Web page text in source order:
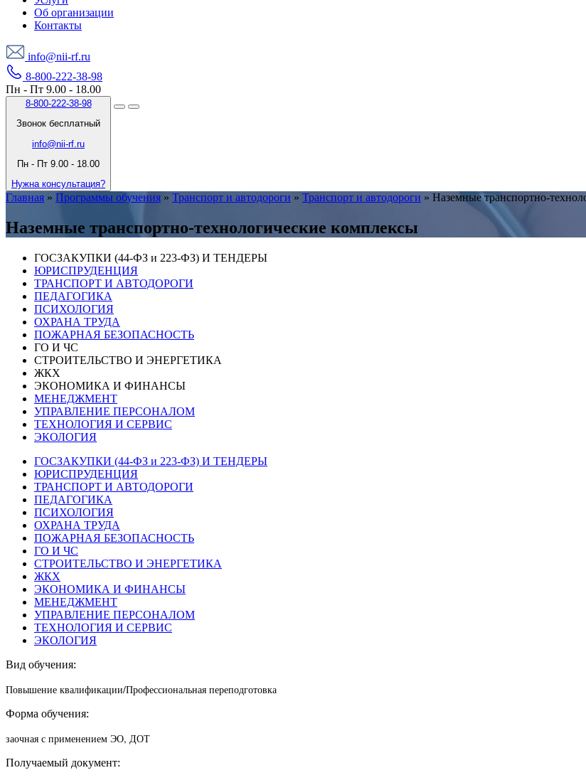
Об организации
Контакты
info@nii-rf.ru
8-800-222-38-98
Пн - Пт 9.00 - 18.00
8-800-222-38-98
Звонок бесплатный
info@nii-rf.ru
Пн - Пт 9.00 - 18.00
Нужна консультация?
Главная » Программы обучения » Транспорт и автодороги » Транспорт и автодороги » Наземные транспортно-
Наземные транспортно-технологические комплексы
ГОСЗАКУПКИ (44-ФЗ и 223-ФЗ) И ТЕНДЕРЫ
ЮРИСПРУДЕНЦИЯ
ТРАНСПОРТ И АВТОДОРОГИ
ПЕДАГОГИКА
ПСИХОЛОГИЯ
ОХРАНА ТРУДА
ПОЖАРНАЯ БЕЗОПАСНОСТЬ
ГО И ЧС
СТРОИТЕЛЬСТВО И ЭНЕРГЕТИКА
ЖКХ
ЭКОНОМИКА И ФИНАНСЫ
МЕНЕДЖМЕНТ
УПРАВЛЕНИЕ ПЕРСОНАЛОМ
ТЕХНОЛОГИЯ И СЕРВИС
ЭКОЛОГИЯ
ГОСЗАКУПКИ (44-ФЗ и 223-ФЗ) И ТЕНДЕРЫ
ЮРИСПРУДЕНЦИЯ
ТРАНСПОРТ И АВТОДОРОГИ
ПЕДАГОГИКА
ПСИХОЛОГИЯ
ОХРАНА ТРУДА
ПОЖАРНАЯ БЕЗОПАСНОСТЬ
ГО И ЧС
СТРОИТЕЛЬСТВО И ЭНЕРГЕТИКА
ЖКХ
ЭКОНОМИКА И ФИНАНСЫ
МЕНЕДЖМЕНТ
УПРАВЛЕНИЕ ПЕРСОНАЛОМ
ТЕХНОЛОГИЯ И СЕРВИС
ЭКОЛОГИЯ
Вид обучения:
Повышение квалификации/Профессиональная переподготовка
Форма обучения:
заочная с применением ЭО, ДОТ
Получаемый документ: